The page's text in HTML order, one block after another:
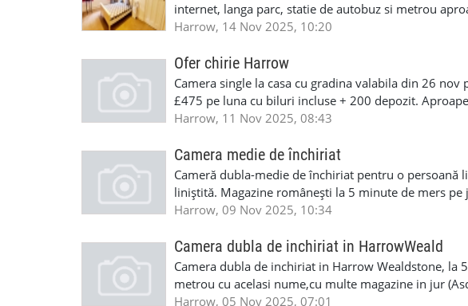
internet, langa parc, statie de autobuz si metrou
luna cu toate bilurile incluse. Nu se cere depozit.
Harrow, 14 Nov 2025, 10:20
Ofer chirie Harrow
Camera single la casa cu gradina valabila din 26
£475 pe luna cu biluri incluse + 200 depozit.
liniștită Contact 07470221368 Nicu 07388559104
Harrow, 11 Nov 2025, 08:43
Camera medie de închiriat
Cameră dubla-medie de închiriat pentru o persoană
liniștită. Magazine românești la 5 minute de mers
100 depozit , pentru detalii sunați la telefon
Harrow, 09 Nov 2025, 10:34
Camera dubla de inchiriat in HarrowWeald
Camera dubla de inchiriat in Harrow Wealdstone, la
metrou cu acelasi nume,cu multe magazine in jur
Camera este situata intr-o casa moderna, cu
Harrow, 05 Nov 2025, 07:01